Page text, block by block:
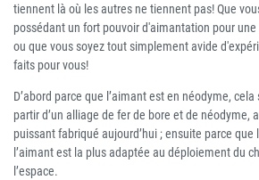
tiennent là où les autres ne tiennent pas! Que
possédant un fort pouvoir d'aimantation pour
ou que vous soyez tout simplement avide
faits pour vous!
D’abord parce que l’aimant est en néodyme,
partir d’un alliage de fer de bore et de néodyme,
puissant fabriqué aujourd’hui ; ensuite parce
l’aimant est la plus adaptée au déploiement du
l’espace.